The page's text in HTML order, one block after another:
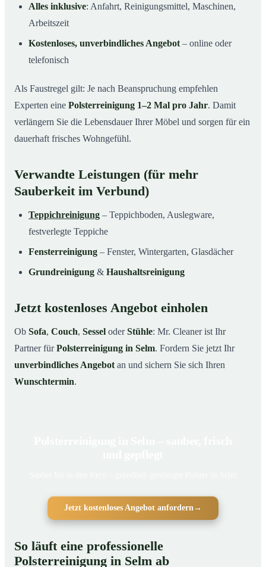
Alles inklusive: Anfahrt, Reinigungsmittel, Maschinen,
Arbeitszeit
Kostenloses, unverbindliches Angebot – online oder
telefonisch
Als Faustregel gilt: Je nach Beanspruchung empfehlen
Experten eine Polsterreinigung 1–2 Mal pro Jahr. Damit
verlängern Sie die Lebensdauer Ihrer Möbel und sorgen für ein
dauerhaft frisches Wohngefühl.
Verwandte Leistungen (für mehr
Sauberkeit im Verbund)
Teppichreinigung – Teppichboden, Auslegware,
festverlegte Teppiche
Fensterreinigung – Fenster, Wintergarten, Glasdächer
Grundreinigung & Haushaltsreinigung
Jetzt kostenloses Angebot einholen
Ob Sofa, Couch, Sessel oderStühle: Mr. Cleaner ist Ihr
Partner fürPolsterreinigung in Selm. Fordern Sie jetzt Ihr
unverbindliches Angebot an und sichern Sie sich Ihren
Wunschtermin.
Jetzt kostenloses Angebot anfordern →
So läuft eine professionelle
Polsterreinigung in Selm ab